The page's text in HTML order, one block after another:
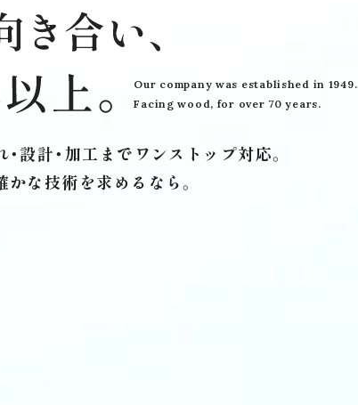
Our company was established in 1949.
Facing wood, for over 70 years.
設計・加工まで ワンストップ対応。
かな技術を求めるなら。